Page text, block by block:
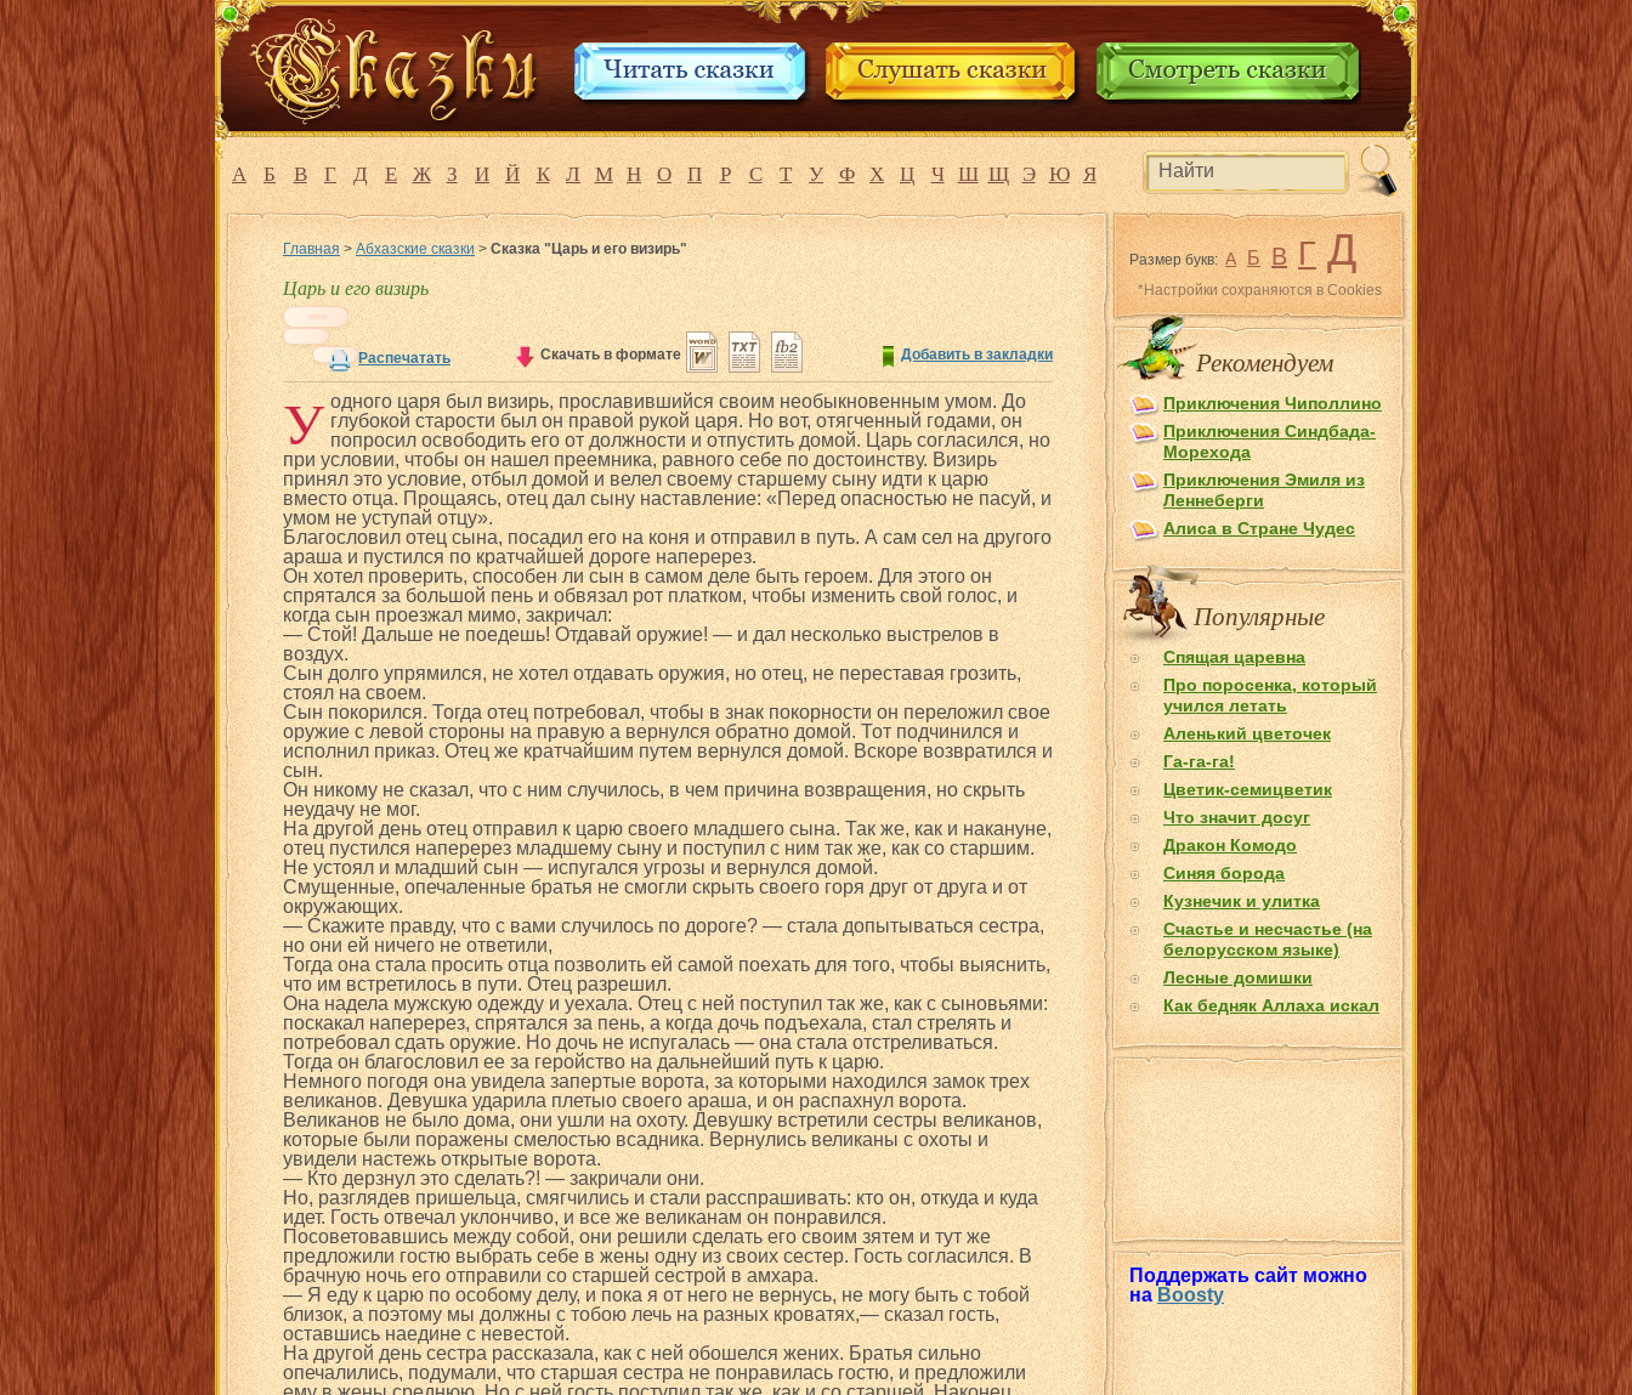
А Б В Г Д Е Ж З И Й К Л М Н О П Р С Т У Ф Х Ц Ч Ш Щ Э Ю Я
Размер букв: А Б В Г Д
*Настройки сохраняются в Cookies
Рекомендуем
Приключения Чиполлино
Приключения Синдбада-
Морехода
Приключения Эмиля из
Лeннеберги
Алиса в Стране Чудес
Популярные
Спящая царевна
Про поросенка, который
учился летать
Аленький цветочек
Га-га-га!
Цветик-семицветик
Что значит досуг
Дракон Комодо
Синяя борода
Кузнечик и улитка
Счастье и несчастье (на
белорусском языке)
Лесные домишки
Как бедняк Аллаха искал
Поддержать сайт можно
наBoosty
Главная >Абхазские сказки>Сказка "Царь и его визирь"
Царь и его визирь
Распечатать Добавить в закладки
Скачать в формате
У одного царя был визирь, прославившийся своим необыкновенным умом. До
глубокой старости был он правой рукой царя. Но вот, отягченный годами, он
попросил освободить его от должности и отпустить домой. Царь согласился, но
при условии, чтобы он нашел преемника, равного себе по достоинству. Визирь
принял это условие, отбыл домой и велел своему старшему сыну идти к царю
вместо отца. Прощаясь, отец дал сыну наставление: «Перед опасностью не пасуй, и
умом не уступай отцу».
Благословил отец сына, посадил его на коня и отправил в путь. А сам сел на другого
араша и пустился по кратчайшей дороге наперерез.
Он хотел проверить, способен ли сын в самом деле быть героем. Для этого он
спрятался за большой пень и обвязал рот платком, чтобы изменить свой голос, и
когда сын проезжал мимо, закричал:
— Стой! Дальше не поедешь! Отдавай оружие! — и дал несколько выстрелов в
воздух.
Сын долго упрямился, не хотел отдавать оружия, но отец, не переставая грозить,
стоял на своем.
Сын покорился. Тогда отец потребовал, чтобы в знак покорности он переложил свое
оружие с левой стороны на правую а вернулся обратно домой. Тот подчинился и
исполнил приказ. Отец же кратчайшим путем вернулся домой. Вскоре возвратился и
сын.
Он никому не сказал, что с ним случилось, в чем причина возвращения, но скрыть
неудачу не мог.
На другой день отец отправил к царю своего младшего сына. Так же, как и накануне,
отец пустился наперерез младшему сыну и поступил с ним так же, как со старшим.
Не устоял и младший сын — испугался угрозы и вернулся домой.
Смущенные, опечаленные братья не смогли скрыть своего горя друг от друга и от
окружающих.
— Скажите правду, что с вами случилось по дороге? — стала допытываться сестра,
но они ей ничего не ответили,
Тогда она стала просить отца позволить ей самой поехать для того, чтобы выяснить,
что им встретилось в пути. Отец разрешил.
Она надела мужскую одежду и уехала. Отец с ней поступил так же, как с сыновьями:
поскакал наперерез, спрятался за пень, а когда дочь подъехала, стал стрелять и
потребовал сдать оружие. Но дочь не испугалась — она стала отстреливаться.
Тогда он благословил ее за геройство на дальнейший путь к царю.
Немного погодя она увидела запертые ворота, за которыми находился замок трех
великанов. Девушка ударила плетыо своего араша, и он распахнул ворота.
Великанов не было дома, они ушли на охоту. Девушку встретили сестры великанов,
которые были поражены смелостью всадника. Вернулись великаны с охоты и
увидели настежь открытые ворота.
— Кто дерзнул это сделать?! — закричали они.
Но, разглядев пришельца, смягчились и стали расспрашивать: кто он, откуда и куда
идет. Гость отвечал уклончиво, и все же великанам он понравился.
Посоветовавшись между собой, они решили сделать его своим зятем и тут же
предложили гостю выбрать себе в жены одну из своих сестер. Гость согласился. В
брачную ночь его отправили со старшей сестрой в амхара.
— Я еду к царю по особому делу, и пока я от него не вернусь, не могу быть с тобой
близок, а поэтому мы должны с тобою лечь на разных кроватях,— сказал гость,
оставшись наедине с невестой.
На другой день сестра рассказала, как с ней обошелся жених. Братья сильно
опечалились, подумали, что старшая сестра не понравилась гостю, и предложили